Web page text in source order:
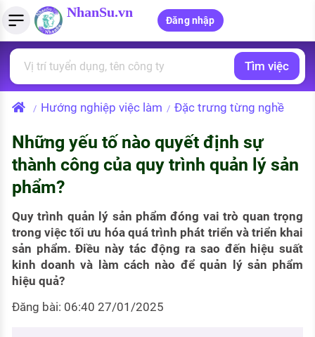
NhanSu.vn
Đăng nhập
Tìm việc làm
Việc làm ngành luật
Việc làm lương cao
Việc làm tốt nhất
CÔNG TY
Danh sách nhà tuyển dụng
Nhà tuyển dụng hàng đầu
Quản lý CV
Tải CV lên
Tạo CV trực tuyến
MẪU CV THEO STYLE
Mẫu CV đơn giản
Mẫu CV hiện đại
Tính lương Gross - Net
Tính thuế thu nhập cá nhân
Tính trợ cấp thất nghiệp
PHÁP LUẬT VIỆT NAM
Văn bản pháp luật
PHÁP LUẬT LAO ĐỘNG
Lao động và tiền lương
Thuế thu nhập
Hồ sơ biểu mẫu
Chính sách lao động
Tìm việc
/ Hướng nghiệp việc làm / Đặc trưng từng nghề
Những yếu tố nào quyết định sự
thành công của quy trình quản lý sản
phẩm?
Quy trình quản lý sản phẩm đóng vai trò quan trọng
trong việc tối ưu hóa quá trình phát triển và triển khai
sản phẩm. Điều này tác động ra sao đến hiệu suất
kinh doanh và làm cách nào để quản lý sản phẩm
hiệu quả?
Đăng bài: 06:40 27/01/2025